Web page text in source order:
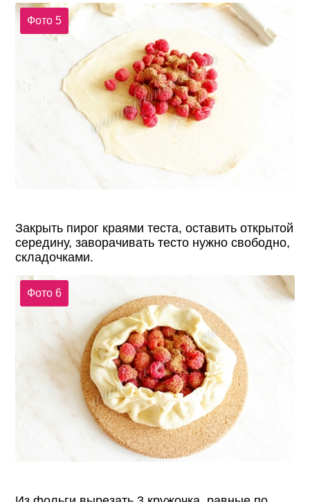
Фото 5
Закрыть пирог краями теста, оставить открытой
середину, заворачивать тесто нужно свободно,
складочками.
Фото 6